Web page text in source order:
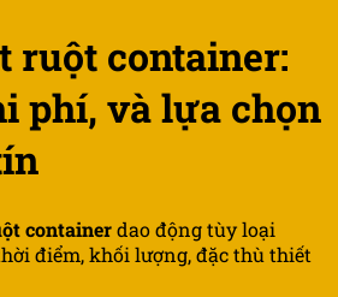
ruột container:
phí, và lựa chọn
containerdao động tùy loại
điểm, khối lượng, đặc thù thiết